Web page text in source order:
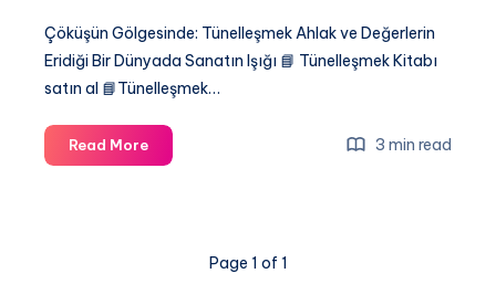
Çöküşün Gölgesinde: Tünelleşmek Ahlak ve Değerlerin
Eridiği Bir Dünyada Sanatın Işığı 📘 Tünelleşmek Kitabı
satın al 📘Tünelleşmek…
Read MoreTünelleşmek
Kitabı
3 min read
Page 1 of 1